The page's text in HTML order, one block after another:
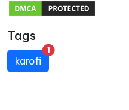
Tags
karofi
1unread messages